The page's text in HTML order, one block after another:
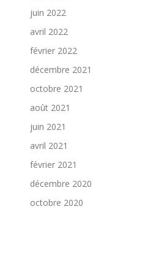
juin 2022
avril 2022
février 2022
décembre 2021
octobre 2021
août 2021
juin 2021
avril 2021
février 2021
décembre 2020
octobre 2020